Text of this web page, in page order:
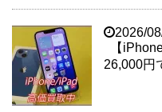
2026/
【
26,000円